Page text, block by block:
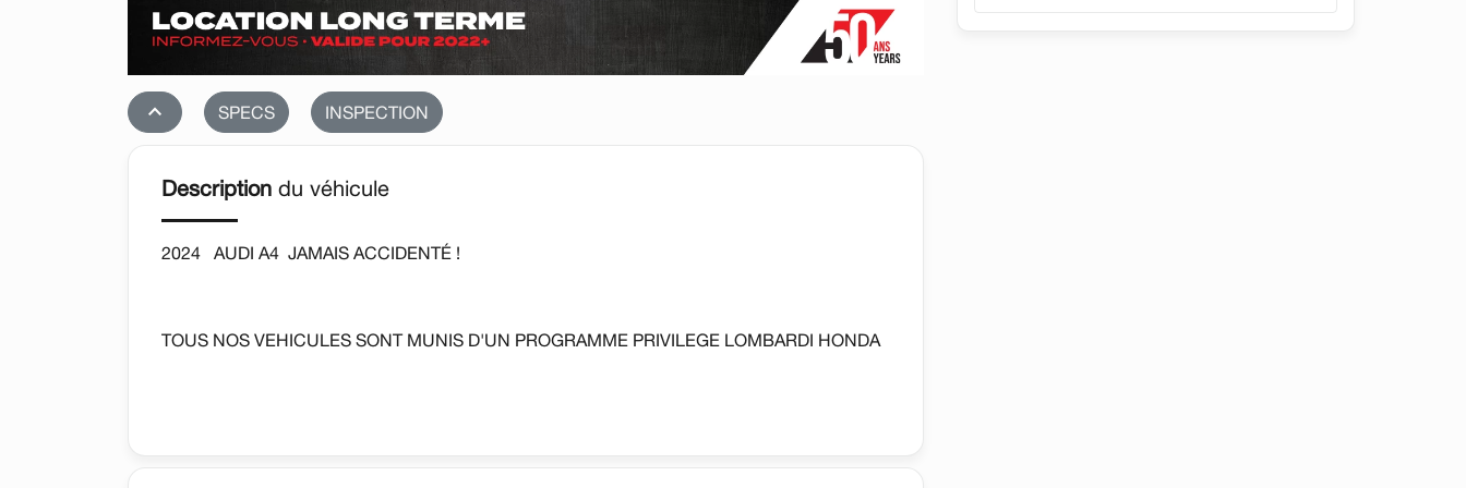
stat_1 SPECS INSPECTION
Description du véhicule
2024 AUDI A4 JAMAIS ACCIDENTÉ !
TOUS NOS VEHICULES SONT MUNIS D'UN PROGRAMME PRIVILEGE LOMBARDI HONDA